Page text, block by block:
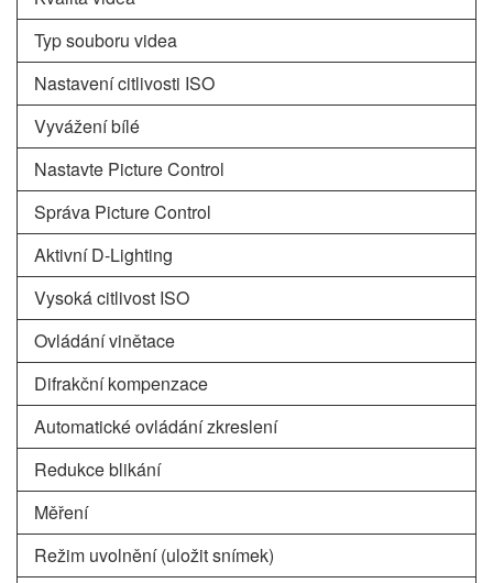
Typ souboru videa
Nastavení citlivosti ISO
Vyvážení bílé
Nastavte Picture Control
Správa Picture Control
Aktivní D-Lighting
Vysoká citlivost ISO
Ovládání vinětace
Difrakční kompenzace
Automatické ovládání zkreslení
Redukce blikání
Měření
Režim uvolnění (uložit snímek)